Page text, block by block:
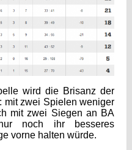
wird die Brisanz der
mit zwei Spielen weniger
mit zwei Siegen an BA
noch ihr besseres
vorne halten würde.